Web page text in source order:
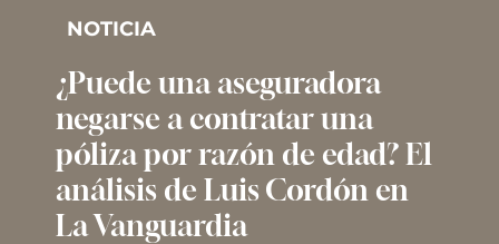
NOTICIA
¿Puede una aseguradora
negarse a contratar una
póliza por razón de edad? El
análisis de Luis Cordón en
La Vanguardia